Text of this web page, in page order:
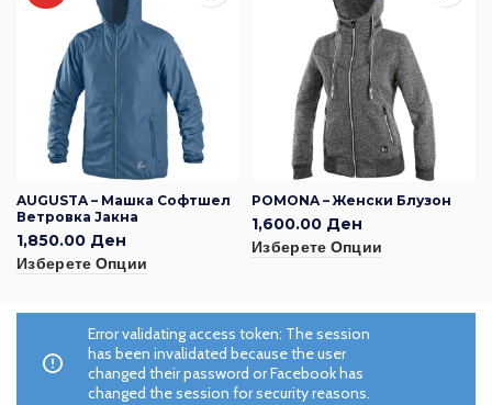
AUGUSTA – Машка Софтшел
Ветровка Јакна
1,850.00 Ден
Изберете Опции
POMONA – Женски Блузон
1,600.00 Ден
Изберете Опции
Error validating access token: The session
has been invalidated because the user
changed their password or Facebook has
changed the session for security reasons.